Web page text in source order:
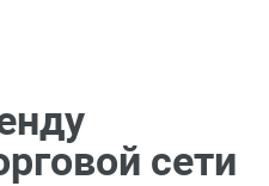
сети